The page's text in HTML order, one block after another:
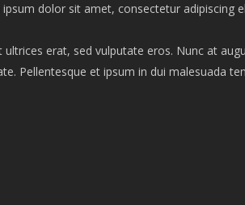
dolor sit amet, consectetur adipiscing
ultrices erat, sed vulputate eros. Nunc at
Pellentesque et ipsum in dui malesuada